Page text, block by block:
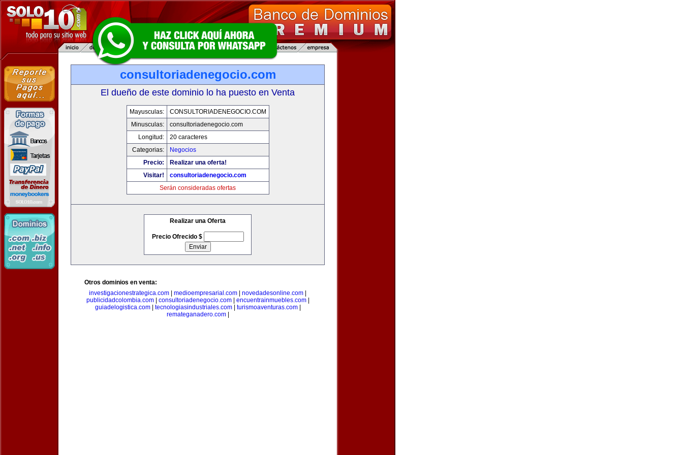
consultoriadenegocio.com
El dueño de este dominio lo ha puesto en Venta
Mayusculas:
CONSULTORIADENEGOCIO.COM
Minusculas:
consultoriadenegocio.com
Longitud:
20 caracteres
Categorias:
Negocios
Precio:
Realizar una oferta!
Visitar!
consultoriadenegocio.com
Serán consideradas ofertas
Realizar una Oferta
Precio Ofrecido $
Otros dominios en venta:
investigacionestrategica.com
medioempresarial.com novedadesonline.com
publicidadcolombia.com| consultoriadenegocio.com| encuentrainmuebles.com|
guiadelogistica.com| tecnologiasindustriales.com| turismoaventuras.com|
remateganadero.com|